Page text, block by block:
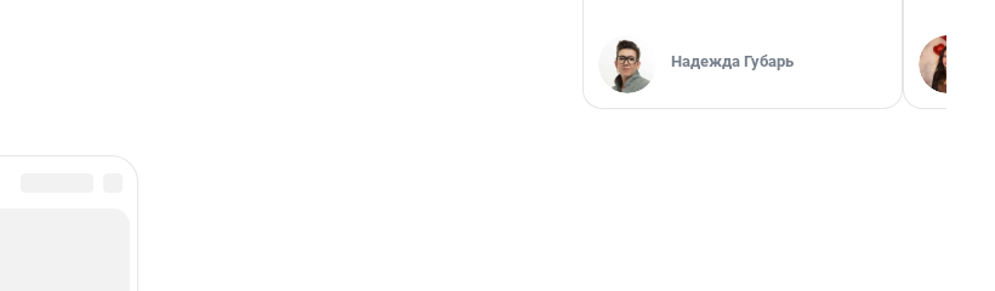
Надежда Губарь